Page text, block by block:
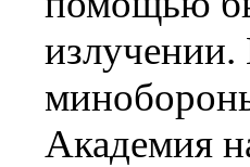
Академия